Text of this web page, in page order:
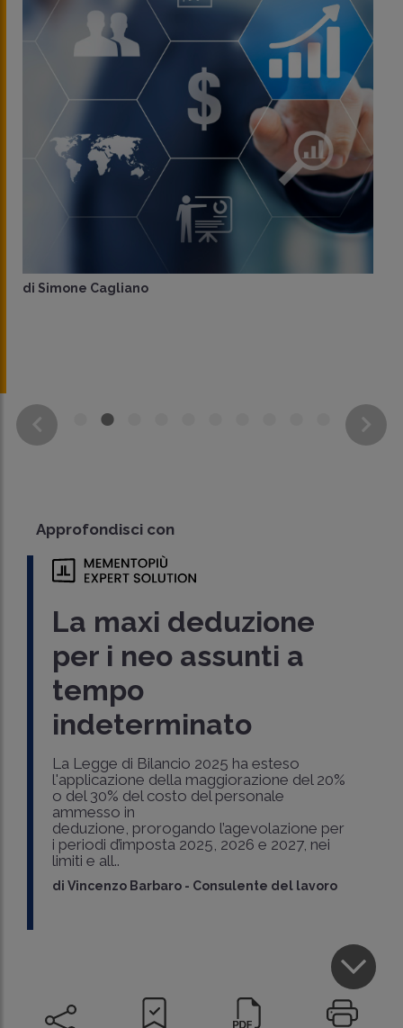
di Simone Cagliano
Approfondisci con
La maxi deduzione
per i neo assunti a
tempo
indeterminato
La Legge di Bilancio 2025 ha esteso
l'applicazione della maggiorazione del 20%
o del 30% del costo del personale
ammesso in
deduzione, prorogando l’agevolazione per
i periodi d’imposta 2025, 2026 e 2027, nei
limiti e all..
diVincenzo Barbaro - Consulente del lavoro